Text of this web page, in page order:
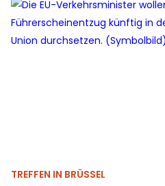
TREFFEN IN BRÜSSEL